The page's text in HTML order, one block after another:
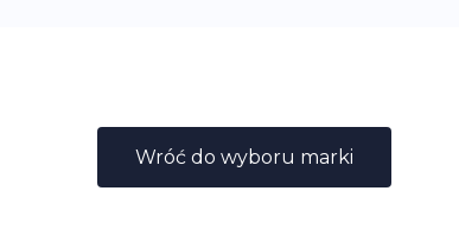
Wróć do wyboru marki